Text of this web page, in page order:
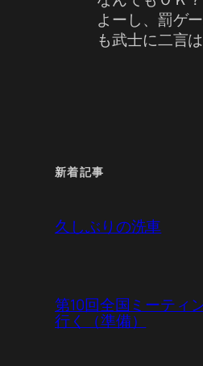
よーし、罰ゲ
も武士に二言
新着記事
久しぶりの洗車
第10回全国ミーティ
行く（準備）